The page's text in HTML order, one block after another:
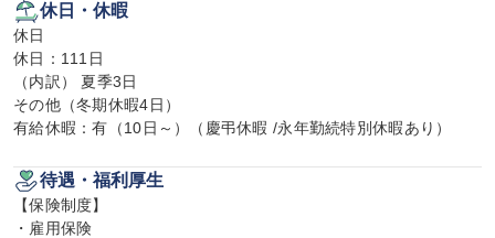
休日・休暇
休日
休日：111日
（内訳） 夏季3日
その他（冬期休暇4日）
有給休暇：有（10日～）（慶弔休暇 /永年勤続特別休暇あり）
待遇・福利厚生
【保険制度】
・雇用保険